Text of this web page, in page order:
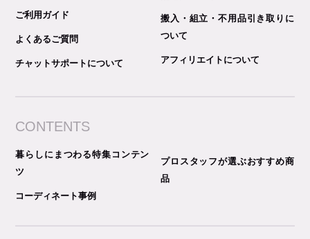
ご利用ガイド
よくあるご質問
チャットサポートについて
搬入・組立・不用品引き取りに
ついて
アフィリエイトについて
CONTENTS
暮らしにまつわる特集コンテン
ツ
コーディネート事例
プロスタッフが選ぶおすすめ商
品